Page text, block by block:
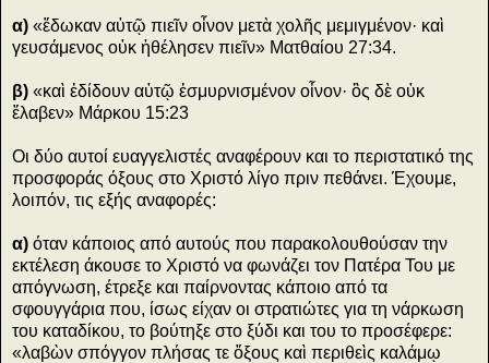
α) «ἔδωκαν αὐτῷ πιεῖν οἶνον μετὰ χολῆς μεμιγμένον· καὶ
γευσάμενος οὐκ ἠθέλησεν πιεῖν» Ματθαίου 27:34.
β) «καὶ ἐδίδουν αὐτῷ ἐσμυρνισμένον οἶνον· ὃς δὲ οὐκ
ἔλαβεν» Μάρκου 15:23
Οι δύο αυτοί ευαγγελιστές αναφέρουν και το περιστατικό της
προσφοράς όξους στο Χριστό λίγο πριν πεθάνει. Έχουμε,
λοιπόν, τις εξής αναφορές:
α) όταν κάποιος από αυτούς που παρακολουθούσαν την
εκτέλεση άκουσε το Χριστό να φωνάζει τον Πατέρα Του με
απόγνωση, έτρεξε και παίρνοντας κάποιο από τα
σφουγγάρια που, ίσως είχαν οι στρατιώτες για τη νάρκωση
του καταδίκου, το βούτηξε στο ξύδι και του το προσέφερε:
«λαβὼν σπόγγον πλήσας τε ὄξους καὶ περιθεὶς καλάμῳ